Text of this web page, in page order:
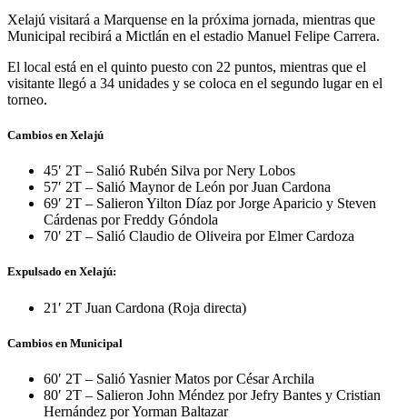
Xelajú visitará a Marquense en la próxima jornada, mientras que
Municipal recibirá a Mictlán en el estadio Manuel Felipe Carrera.
El local está en el quinto puesto con 22 puntos, mientras que el
visitante llegó a 34 unidades y se coloca en el segundo lugar en el
torneo.
Cambios en Xelajú
45′ 2T – Salió Rubén Silva por Nery Lobos
57′ 2T – Salió Maynor de León por Juan Cardona
69′ 2T – Salieron Yilton Díaz por Jorge Aparicio y Steven
Cárdenas por Freddy Góndola
70′ 2T – Salió Claudio de Oliveira por Elmer Cardoza
Expulsado en Xelajú:
21′ 2T Juan Cardona (Roja directa)
Cambios en Municipal
60′ 2T – Salió Yasnier Matos por César Archila
80′ 2T – Salieron John Méndez por Jefry Bantes y Cristian
Hernández por Yorman Baltazar